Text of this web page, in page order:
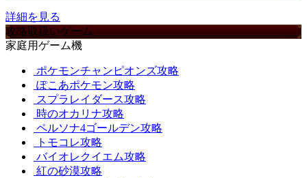
詳細を見る
攻略取扱いゲーム
家庭用ゲーム機
ポケモンチャンピオンズ攻略
ぽこあポケモン攻略
スプラレイダース攻略
時のオカリナ攻略
ペルソナ4ゴールデン攻略
トモコレ攻略
バイオレクイエム攻略
紅の砂漠攻略